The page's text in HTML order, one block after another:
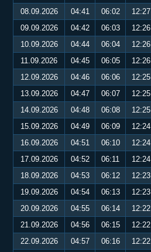
08.09.2026
04:41 06:02 12:27
09.09.2026
04:42 06:03 12:26
10.09.2026
04:44 06:04 12:26
11.09.2026
04:45 06:05 12:26
12.09.2026
04:46 06:06 12:25
13.09.2026
04:47 06:07 12:25
14.09.2026
04:48 06:08 12:25
15.09.2026
04:49 06:09 12:24
16.09.2026
04:51 06:10 12:24
17.09.2026
04:52 06:11 12:24
18.09.2026
04:53 06:12 12:23
19.09.2026
04:54 06:13 12:23
20.09.2026
04:55 06:14 12:22
21.09.2026
04:56 06:15 12:22
22.09.2026
04:57 06:16 12:22